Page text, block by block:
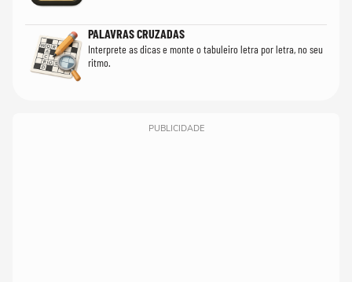
PALAVRAS CRUZADAS
Interprete as dicas e monte o tabuleiro letra por letra, no seu
ritmo.
PUBLICIDADE